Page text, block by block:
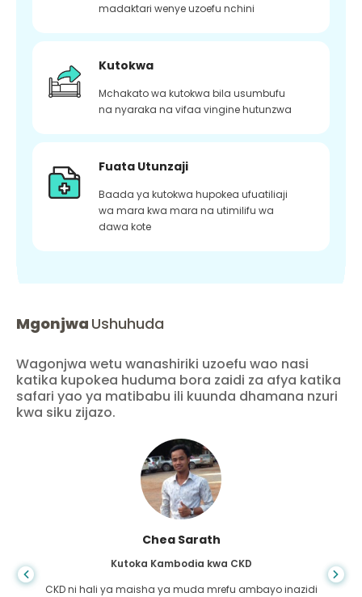
madaktari wenye uzoefu nchini
Kutokwa
Mchakato wa kutokwa bila usumbufu
na nyaraka na vifaa vingine hutunzwa
Fuata Utunzaji
Baada ya kutokwa hupokea ufuatiliaji
wa mara kwa mara na utimilifu wa
dawa kote
Mgonjwa Ushuhuda
Wagonjwa wetu wanashiriki uzoefu wao nasi
katika kupokea huduma bora zaidi za afya katika
safari yao ya matibabu ili kuunda dhamana nzuri
kwa siku zijazo.
Chea Sarath
Kutoka Kambodia kwa CKD
CKD ni hali ya maisha ya muda mrefu ambayo inazidi